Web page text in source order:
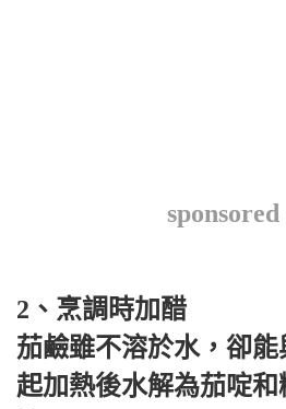
sponsored
2、烹調時加醋
茄鹼雖不溶於水，卻
起加熱後水解為茄啶